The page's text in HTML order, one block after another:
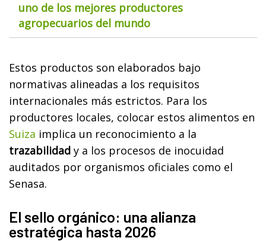
uno de los mejores productores
agropecuarios del mundo
Estos productos son elaborados bajo
normativas alineadas a los requisitos
internacionales más estrictos. Para los
productores locales, colocar estos alimentos en
Suiza implica un reconocimiento a la
trazabilidad y a los procesos de inocuidad
auditados por organismos oficiales como el
Senasa.
El sello orgánico: una alianza
estratégica hasta 2026